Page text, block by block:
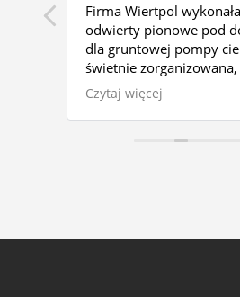
Firma Wiertpol
odwierty pionowe pod
dla gruntowej pompy
świetnie zorganizowana,
profesjonalna. Mimo, że
wchodziło to w
prac firma wykonała
wody ze studni do domu
końca panowie
Czytaj więcej